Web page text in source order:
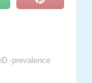
prevalence